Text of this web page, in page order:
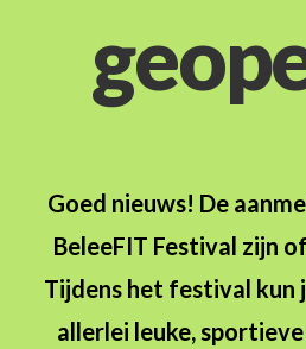
Goed nieuws! De
BeleeFIT Festival zijn
Tijdens het festival kun
allerlei leuke,